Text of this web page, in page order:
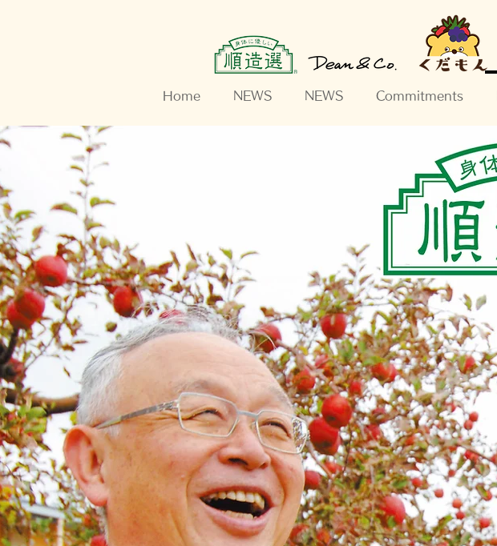
Home NEWS NEWS Commitments